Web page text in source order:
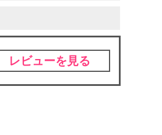
レビューを見る